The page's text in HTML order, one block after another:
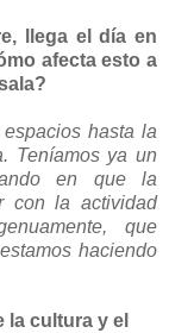
llega el día en
afecta esto a
hasta la
Teníamos ya un
en que la
con la actividad
que
haciendo
la cultura y el